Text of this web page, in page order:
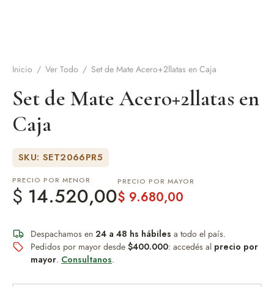
Inicio / Ver Todo / Set de Mate Acero+2llatas en Caja
Set de Mate Acero+2llatas en
Caja
SKU: SET2066PR5
PRECIO POR MENOR
$ 14.520,00
PRECIO POR MAYOR
$ 9.680,00
Despachamos en 24 a 48 hs hábiles a todo el país.
Pedidos por mayor desde $400.000: accedés al precio por
mayor. Consultanos.
y accesorios